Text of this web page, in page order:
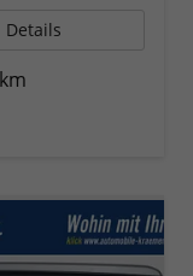
Details